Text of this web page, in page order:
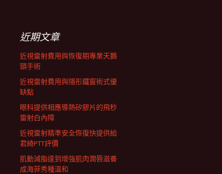
列近期文章
近視雷射費用與恢復期專業天鵝
頸手術
近視雷射費用與隱形鐵窗術式優
缺點
眼科提供相應導熱矽膠片的飛秒
雷射白內障
近視雷射精準安全恢復快提供給
君綺PTT評價
肌動減脂達到增強肌肉潤唇滋養
成海菲秀種溫和